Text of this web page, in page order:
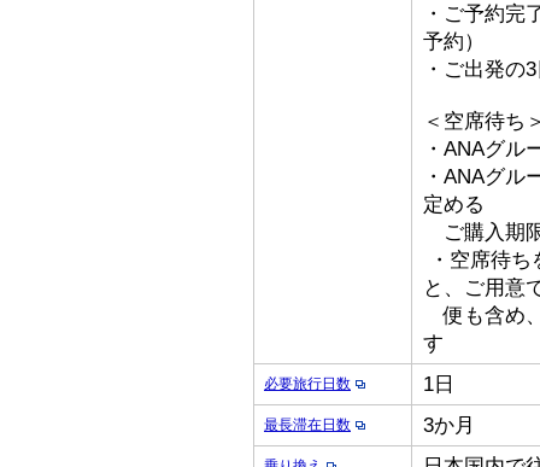
・ご予約完
予約）
・ご出発の
＜空席待ち
・ANAグル
・ANAグル
定める
ご購入期
・空席待
と、ご用意
便も含め
す
必要旅行日数 1日
最長滞在日数 3か月